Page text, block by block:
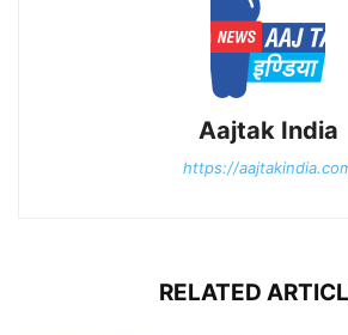
Aajtak India
https://
RELATED